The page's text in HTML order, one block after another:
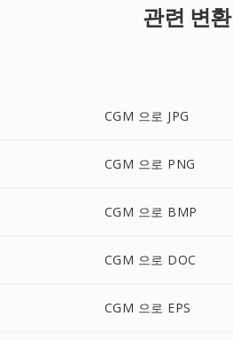
관련 변환
CGM 으로 JPG
CGM 으로 PNG
CGM 으로 BMP
CGM 으로 DOC
CGM 으로 EPS